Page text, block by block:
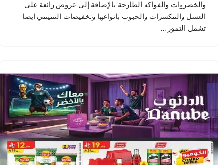
والخضروات والفواكه الطازجة بالإضافة إلى عروض رائعة على
العسل والمكسرات والحبوب بانواعها وتخفيضات التميمي ايضا
تشمل التمور…